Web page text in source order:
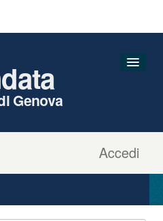
Accedi
Genova